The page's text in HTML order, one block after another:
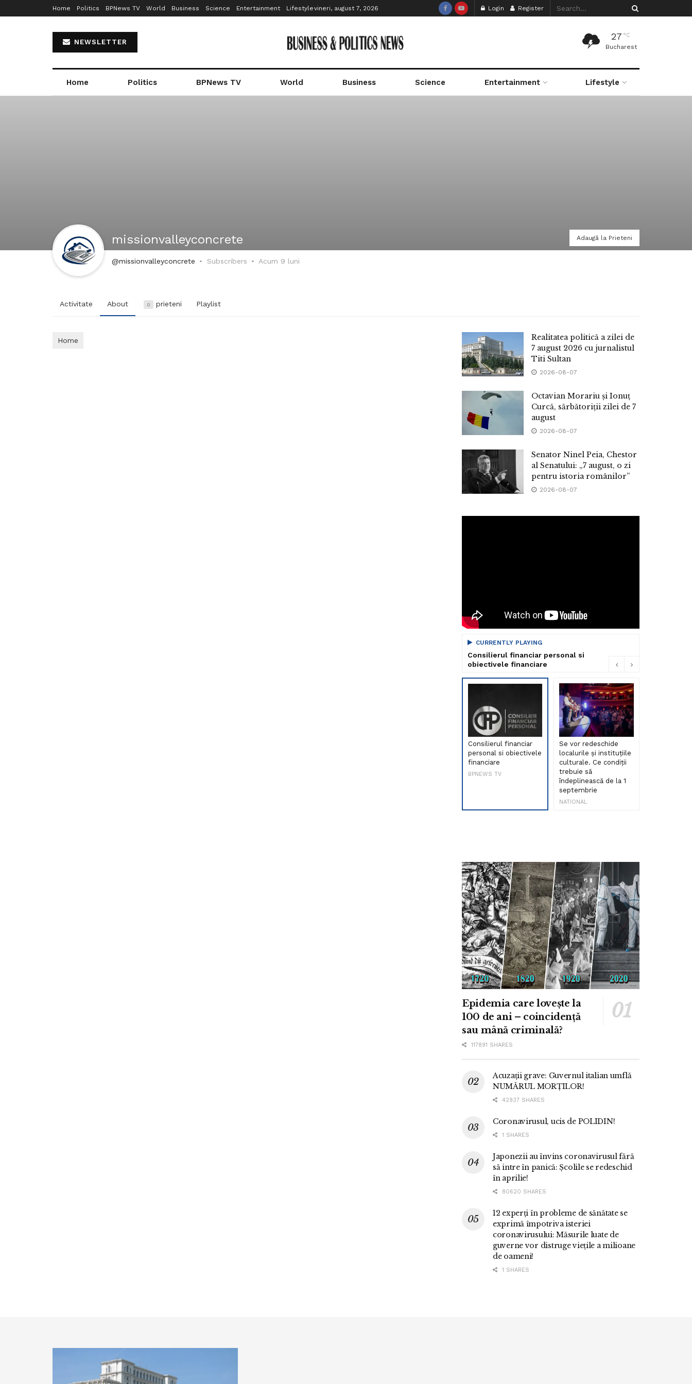
Home Politics BPNews TV World Business Science Entertainment Lifestylevineri, august 7, 2026 Login Register
NEWSLETTER
27 °C
Bucharest
Home Politics BPNews TV World Business Science Entertainment Lifestyle
missionvalleyconcrete Adaugă la Prieteni
@missionvalleyconcrete Subscribers Acum 9 luni
Activitate About 0 prieteni Playlist
Home
Realitatea politică a zilei de
7 august 2026 cu jurnalistul
Titi Sultan
2026-08-07
Octavian Morariu și Ionuț
Curcă, sărbătoriții zilei de 7
august
2026-08-07
Senator Ninel Peia, Chestor
al Senatului: „7 august, o zi
pentru istoria românilor”
2026-08-07
CURRENTLY PLAYING
Consilierul financiar personal si
obiectivele financiare
Consilierul financiar
personal si obiectivele
financiare
BPNEWS TV
Se vor redeschide
localurile și instituțiile
culturale. Ce condiții
trebuie să
îndeplinească de la 1
septembrie
NATIONAL
Epidemia care lovește la
100 de ani – coincidență
sau mână criminală?
117891 SHARES
Acuzații grave: Guvernul italian umflă
NUMĂRUL MORȚILOR!
42937 SHARES
Coronavirusul, ucis de POLIDIN!
1 SHARES
Japonezii au învins coronavirusul fără
să intre în panică: Școlile se redeschid
în aprilie!
80620 SHARES
12 experți în probleme de sănătate se
exprimă împotriva isteriei
coronavirusului: Măsurile luate de
guverne vor distruge viețile a milioane
de oameni!
1 SHARES